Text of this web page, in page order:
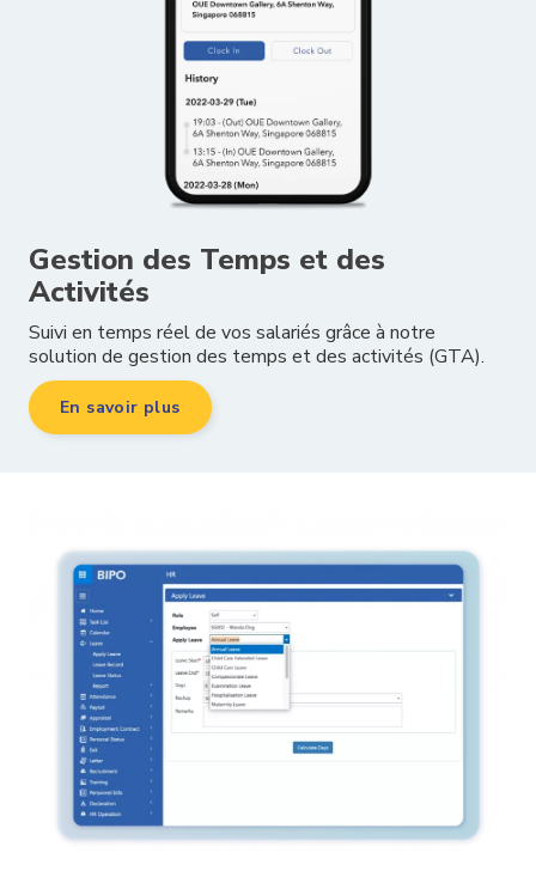
Gestion des Temps et des
Activités
Suivi en temps réel de vos salariés grâce à notre
solution de gestion des temps et des activités (GTA).
En savoir plus